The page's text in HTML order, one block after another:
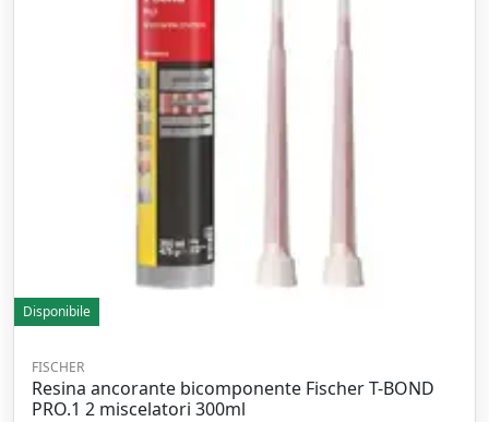
Disponibile
FISCHER
Resina ancorante bicomponente Fischer T-BOND
PRO.1 2 miscelatori 300ml